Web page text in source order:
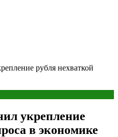
рубля нехваткой
укрепление
в экономике